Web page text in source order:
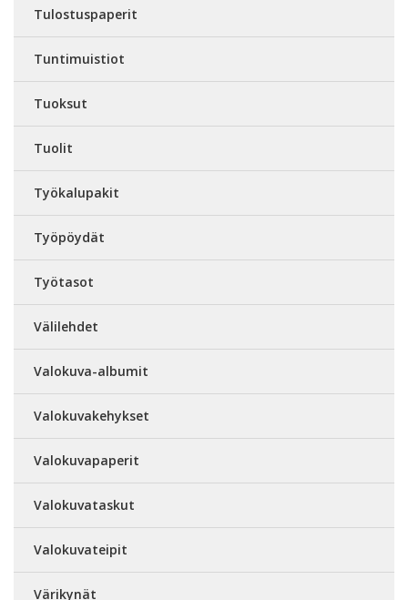
Tulostuspaperit
Tuntimuistiot
Tuoksut
Tuolit
Työkalupakit
Työpöydät
Työtasot
Välilehdet
Valokuva-albumit
Valokuvakehykset
Valokuvapaperit
Valokuvataskut
Valokuvateipit
Värikynät